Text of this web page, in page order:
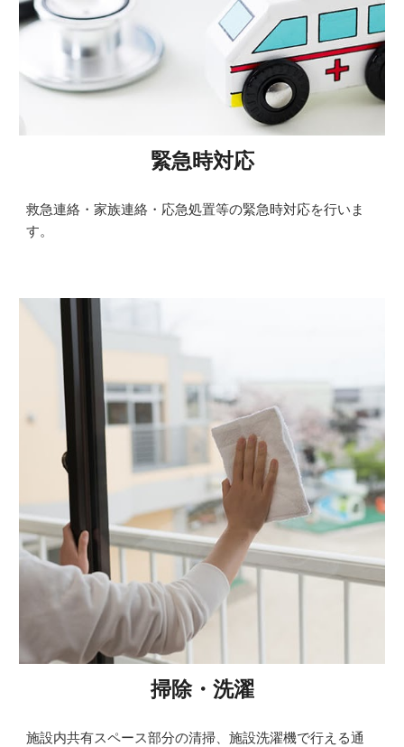
緊急時対応
救急連絡・家族連絡・応急処置等の緊急時対応を行いま
す。
掃除・洗濯
施設内共有スペース部分の清掃、施設洗濯機で行える通